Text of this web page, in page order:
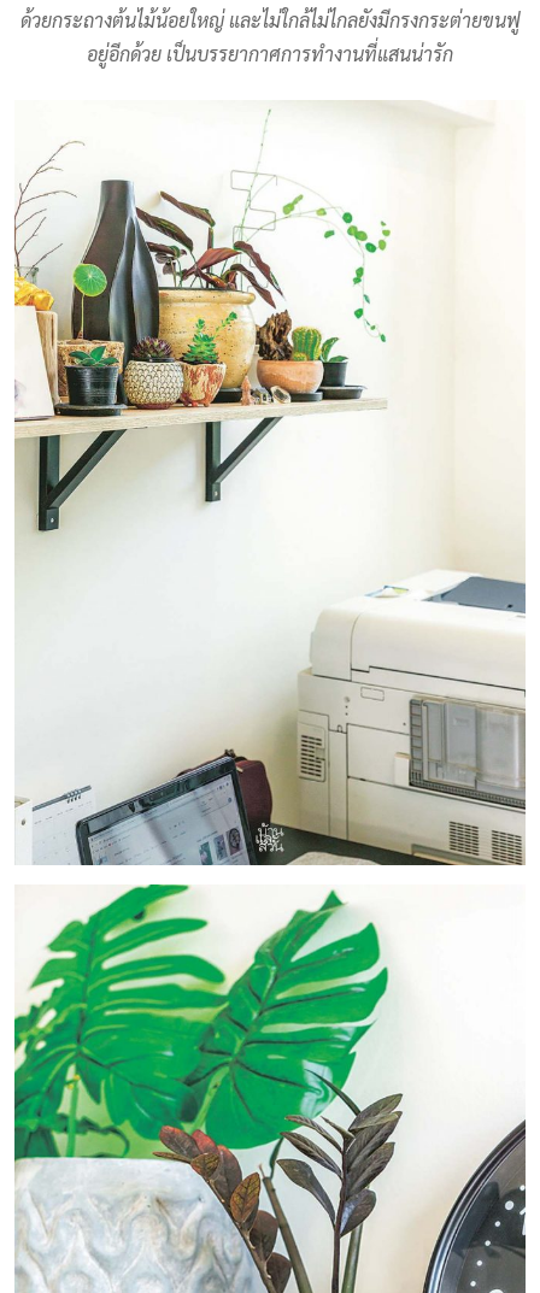
ด้วยกระถางต้นไม้น้อยใหญ่ และไม่ใกล้ไม่ไกลยังมีกรงกระต่ายขนฟู
อยู่อีกด้วย เป็นบรรยากาศการทำงานที่แสนน่ารัก